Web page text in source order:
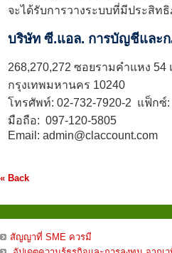
จะได้รับการวางระบบที่มีประสิท
บริษัท ซี.แอล. การบัญชีและ
268,270,272 ซอยรามคำแหง
กรุงเทพมหานคร 10240
โทรศัพท์:02-732-7920-2 แฟ็กซ์:
มือถือ:097-120-5805
Email:admin@claccount.com
« Back
สัญญาที่ SME ควรมี